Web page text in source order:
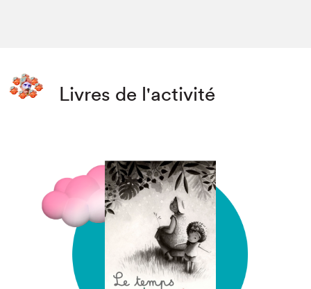
Livres de l'activité